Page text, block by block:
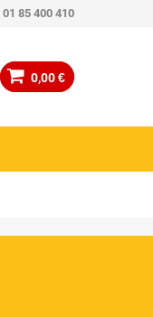
01 85 400 410
0,00 €